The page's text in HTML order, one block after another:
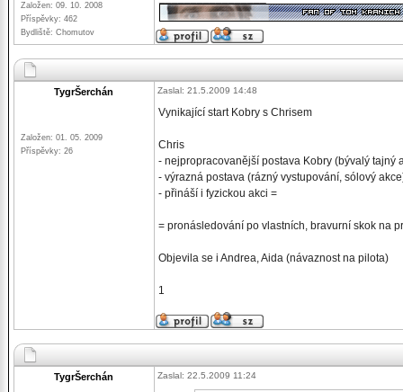
Založen: 09. 10. 2008
Příspěvky: 462
Bydliště: Chomutov
TygrŠerchán
Založen: 01. 05. 2009
Příspěvky: 26
Zaslal: 21.5.2009 14:48
Vynikající start Kobry s Chrisem
Chris
- nejpropracovanější postava Kobry (bývalý tajný
- výrazná postava (rázný vystupování, sólový
- přináší i fyzickou akci =
= pronásledování po vlastních, bravurní skok na
Objevila se i Andrea, Aida (návaznost na pilota)
1
TygrŠerchán Zaslal: 22.5.2009 11:24